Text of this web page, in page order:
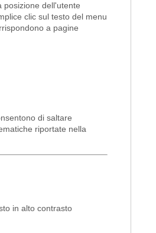
posizione dell'utente
clic sul testo del menu
a pagine
di saltare
riportate nella
in alto contrasto